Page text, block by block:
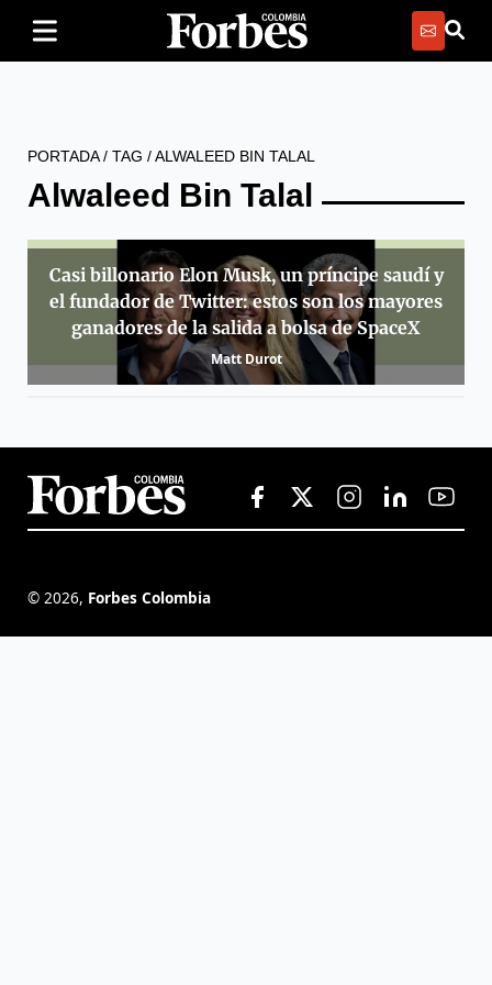
PORTADA/ TAG /ALWALEED BIN TALAL
Alwaleed Bin Talal
Casi billonario Elon Musk, un príncipe saudí y
el fundador de Twitter: estos son los mayores
ganadores de la salida a bolsa de SpaceX
Matt Durot
© 2026, Forbes Colombia